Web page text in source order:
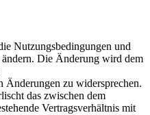
Nutzungsbedingungen und
Die Änderung wird dem
Änderungen zu widersprechen.
das zwischen dem
Vertragsverhältnis mit